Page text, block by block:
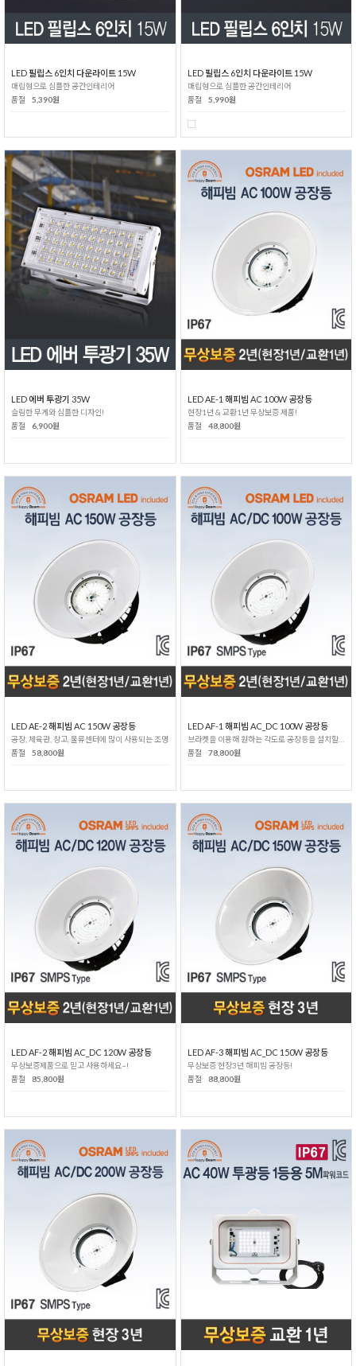
LED 필립스 6인치 다운라이트 15W
매립형으로 심플한 공간인테리어
품절
5,390원
LED 필립스 6인치 다운라이트 15W
매립형으로 심플한 공간인테리어
품절
5,990원
LED 에버 투광기 35W
슬림한 무게와 심플한 디자인!
품절
6,900원
LED AE-1 해피빔 AC 100W 공장등
현장1년 & 교환1년 무상보증 제품!
품절
48,800원
LED AE-2 해피빔 AC 150W 공장등
공장, 체육관, 창고, 물류센터에 많이 사용되는 조명
품절
58,800원
LED AF-1 해피빔 AC_DC 100W 공장등
브라켓을 이용해 원하는 각도로 공장등을 설치할 수 있습니다.
품절
78,800원
LED AF-2 해피빔 AC_DC 120W 공장등
무상보증제품으로 믿고 사용하세요~!
품절
85,800원
LED AF-3 해피빔 AC_DC 150W 공장등
무상보증 현장3년 해피빔 공장등!
품절
88,800원